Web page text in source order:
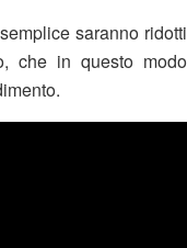
saranno ridotti
che in questo modo